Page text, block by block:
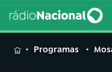
MENUProgramas